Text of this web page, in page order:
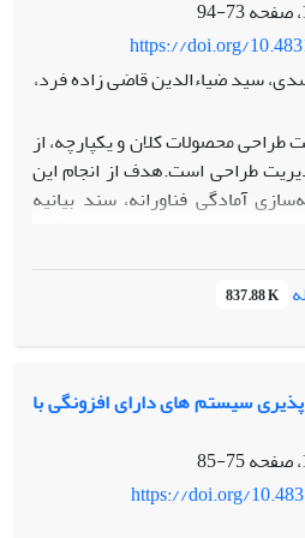
دقت مدل فازی- عصبی توسعه
73-94
https://doi.org/
سید ضیاءالدین قاضی زاده فرد،
طراحی محصولات کلان و یکپارچه، از
طراحی است.هدف از انجام این
آمادگی فناورانه، سند بیانیه
درمدیریت طراحی سیستمی کلان
به دنبال آن است تا ضمن شناسایی
آتی بهره‌بردار، زمان تحویل نهایی
تدریجی کاهش دهد. روش شناسی
پیمایشی و رویکرد پیمایشی و
ضرایب معناداری بارهای عاملی
تحقیق بیانگر این است که
6 مسیر میان متغیرهای مشاهده پذیر و پنهان و
95 درصد، فرضیه‌های تحقیق و اعتبار مناسب
837.88 K
سیستم های دارای افزونگی با
75-85
https://doi.org/